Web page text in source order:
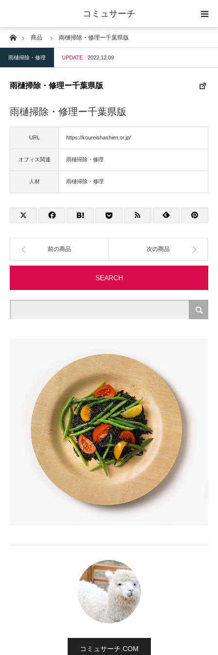
コミュサーチ
Home商品 雨樋掃除・修理ー千葉県版
雨樋掃除・修理 UPDATE 2022.12.09
雨樋掃除・修理ー千葉県版
雨樋掃除・修理ー千葉県版
URL https://koureishashien.or.jp/
オフィス関連 雨樋掃除・修理
人材 雨樋掃除・修理
前の商品 次の商品
SEARCH
コミュサーチ.COM
ホーム
士業
店舗・建築
物流・運送
事務